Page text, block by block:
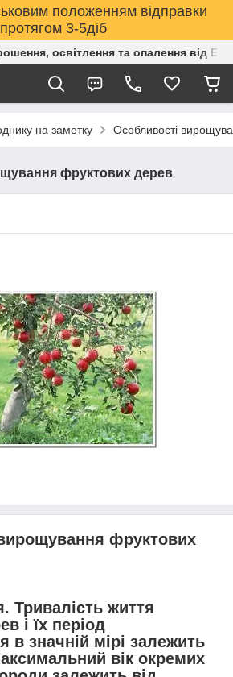
положенням відправки
протягом 3-5діб
освітлення та опалення від
на заметку Особливості
фруктових дерев
фруктових
Тривалість життя
і їх період
в значній мірі залежить
вік окремих